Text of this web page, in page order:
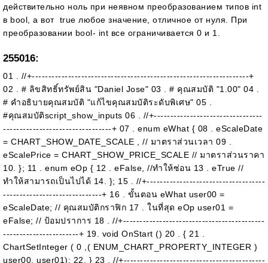
действительно ноль при неявном преобразованием типов int
в bool, а вот true любое значение, отличное от нуля. При
преобразовании bool- int все ограничивается 0 и 1.
255016:
01 . //+------------------------------------------------------------------+
02 . # ลิขสิทธิ์ทรัพย์สิน "Daniel Jose" 03 . # คุณสมบัติ "1.00" 04 .
# คำอธิบายคุณสมบัติ "แก้ไขคุณสมบัติระดับพิเศษ" 05 .
#คุณสมบัติscript_show_inputs 06 . //+---------------------------------
---------------------------------+ 07 . enum eWhat { 08 . eScaleDate
= CHART_SHOW_DATE_SCALE , // มาตราส่วนเวลา 09 .
eScalePrice = CHART_SHOW_PRICE_SCALE // มาตราส่วนราคา
10. }; 11 . enum eOp { 12 . eFalse, //ทำให้ซ่อน 13 . eTrue //
ทำให้สามารถเป็นไปได้ 14. }; 15 . //+------------------------------------
------------------------------+ 16 . ขั้นตอน eWhat user00 =
eScaleDate; // คุณสมบัติกราฟิก 17 . ในที่สุด eOp user01 =
eFalse; // ป้อมปราการ 18 . //+-------------------------------------------
-----------------------+ 19. void OnStart () 20 . { 21 .
ChartSetInteger ( 0 ,( ENUM_CHART_PROPERTY_INTEGER )
user00, user01); 22. } 23 . //+-------------------------------------------